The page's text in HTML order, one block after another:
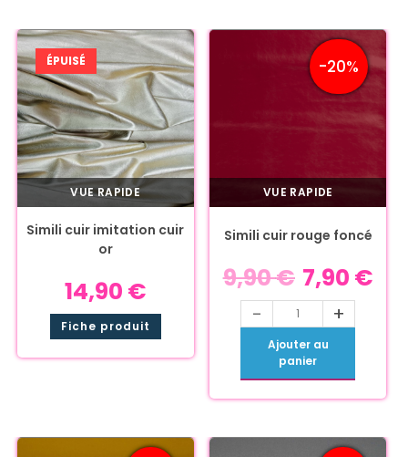
ÉPUISÉ
VUE RAPIDE
Simili cuir imitation cuir
or
14,90 €
Fiche produit
-20%
VUE RAPIDE
Simili cuir rouge foncé
9,90€ 7,90 €
- +
Ajouter au
panier